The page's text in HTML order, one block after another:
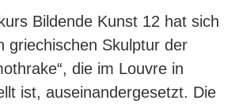
Bildende Kunst 12 hat sich
griechischen Skulptur der
die im Louvre in
ist, auseinandergesetzt. Die